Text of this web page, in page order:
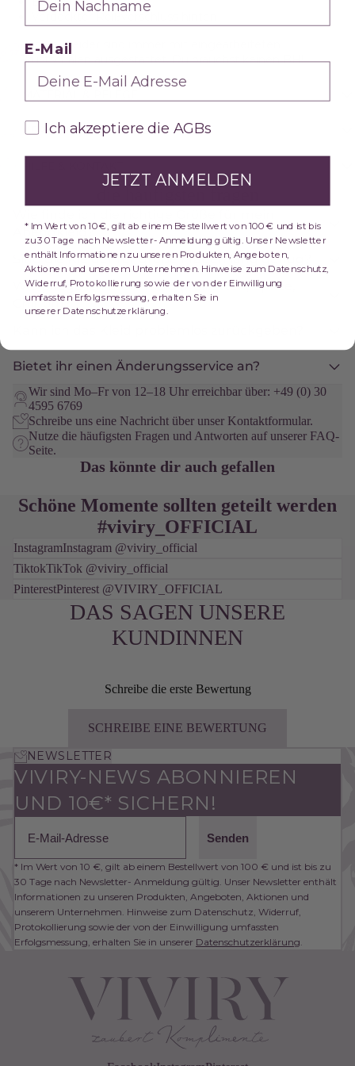
Unsere Kleider sind immer mit eingearbeiteten
Brustschalen ausgestattet. Du brauchst keinen BH!
VERSAND & RÜCKGABE
Abendkleid?
Sind die Kleider für große Frauen lang genug?
Wie pflege ich mein Kleid (Pailletten, Spitze,
Chiffon)?
Bietet ihr einen Änderungsservice an?
Wir sind Mo–Fr von 12–18 Uhr erreichbar über: +49 (0) 30
4595 6769
Schreibe uns eine Nachricht über unser Kontaktformular.
Nutze die häufigsten Fragen und Antworten auf unserer FAQ-
Seite.
Das könnte dir auch gefallen
Schöne Momente sollten geteilt werden
#viviry_OFFICIAL
InstagramInstagram @viviry_official
TiktokTikTok @viviry_official
PinterestPinterest @VIVIRY_OFFICIAL
DAS SAGEN UNSERE
KUNDINNEN
Schreibe die erste Bewertung
SCHREIBE EINE BEWERTUNG
NEWSLETTER
VIVIRY-NEWS ABONNIEREN
UND 10€* SICHERN!
Senden
* Im Wert von 10 €, gilt ab einem Bestellwert von 100 € und ist bis zu
30 Tage nach Newsletter- Anmeldung gültig. Unser Newsletter enthält
Informationen zu unseren Produkten, Angeboten, Aktionen und
unserem Unternehmen. Hinweise zum Datenschutz, Widerruf,
Protokollierung sowie der von der Einwilligung umfassten
Erfolgsmessung, erhalten Sie in unserer Datenschutzerklärung.
E-Mail
AGBsIch akzeptiere die AGBs
JETZT ANMELDEN
* Im Wert von 10 €, gilt ab einem Bestellwert von 100 € und ist bis
zu 30 Tage nach Newsletter- Anmeldung gültig. Unser Newsletter
enthält Informationen zu unseren Produkten, Angeboten,
Aktionen und unserem Unternehmen. Hinweise zum Datenschutz,
Widerruf, Protokollierung sowie der von der Einwilligung
umfassten Erfolgsmessung, erhalten Sie in
unserer Datenschutzerklärung.